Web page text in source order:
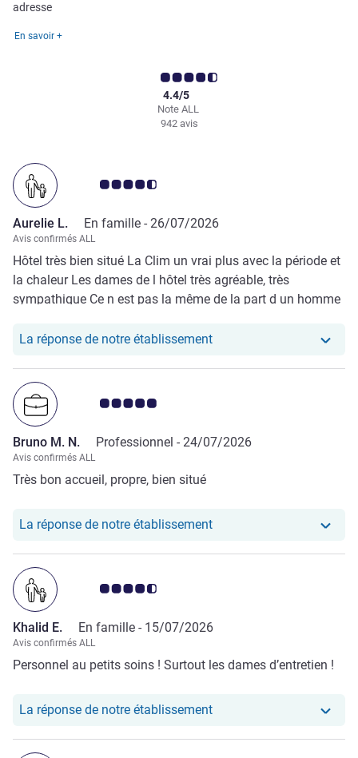
adresse
En savoir +
Note ALL
4.4/5
942 avis
Note Avis clients 4.5/5
Aurelie L. En famille - 26/07/2026
Avis confirmés ALL
Hôtel très bien situé La Clim un vrai plus avec la période et
la chaleur Les dames de l hôtel très agréable, très
sympathique Ce n est pas la même de la part d un homme
mériterait un rafraîchissement
La réponse de notre établissementNotre hôtel a repondu au
Note Avis clients 5.0/5
Bruno M. N. Professionnel - 24/07/2026
Avis confirmés ALL
Très bon accueil, propre, bien situé
La réponse de notre établissementNotre hôtel a repondu au
Note Avis clients 4.5/5
Khalid E. En famille - 15/07/2026
Avis confirmés ALL
Personnel au petits soins ! Surtout les dames d’entretien !
La réponse de notre établissementNotre hôtel a repondu au